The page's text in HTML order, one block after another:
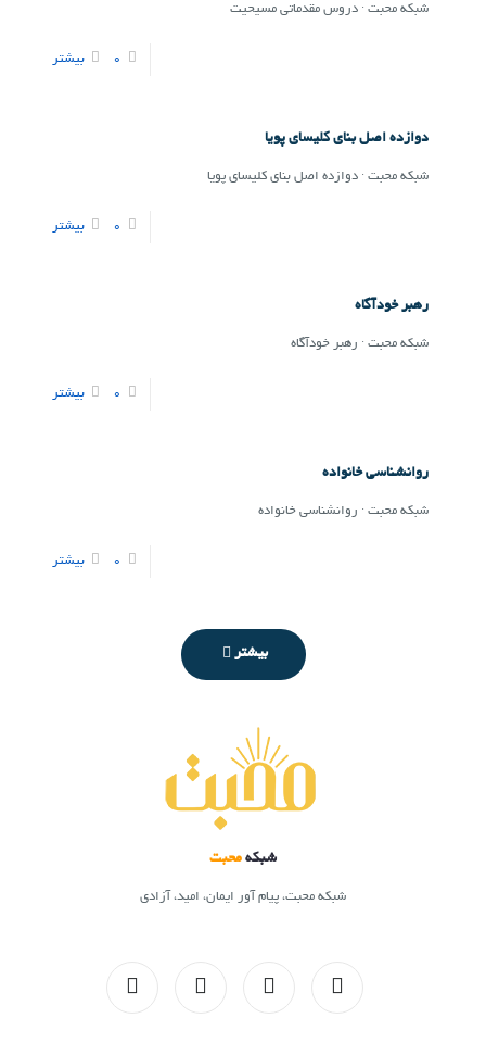
شبکه محبت · دروس مقدماتی مسیحیت
0 بیشتر
دوازده اصل بنای کلیسای پویا
شبکه محبت · دوازده اصل بنای کلیسای پویا
0 بیشتر
رهبر خودآگاه
شبکه محبت · رهبر خودآگاه
0 بیشتر
روانشناسی خانواده
شبکه محبت · روانشناسی خانواده
0 بیشتر
بیشتر
شبکه محبت
شبکه محبت، پیام آور ایمان، امید، آزادی